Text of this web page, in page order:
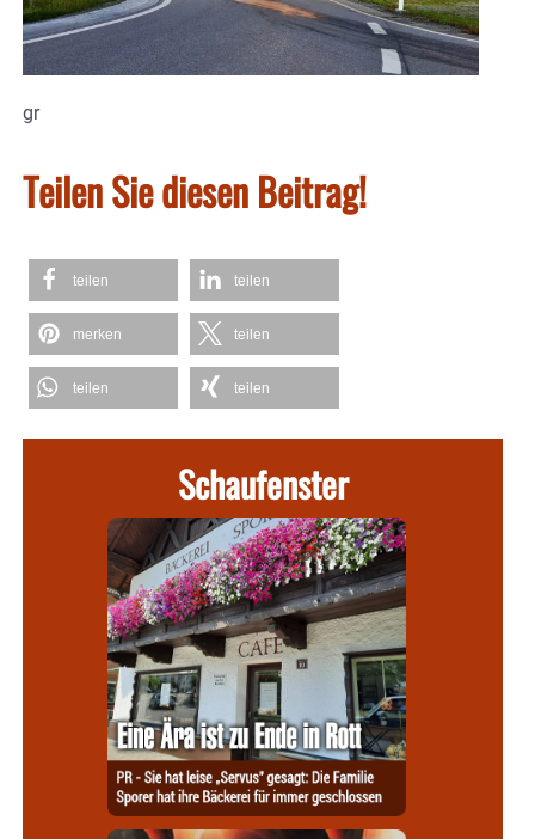
gr
Teilen Sie diesen Beitrag!
teilen teilen
merken teilen
teilen teilen
Schaufenster